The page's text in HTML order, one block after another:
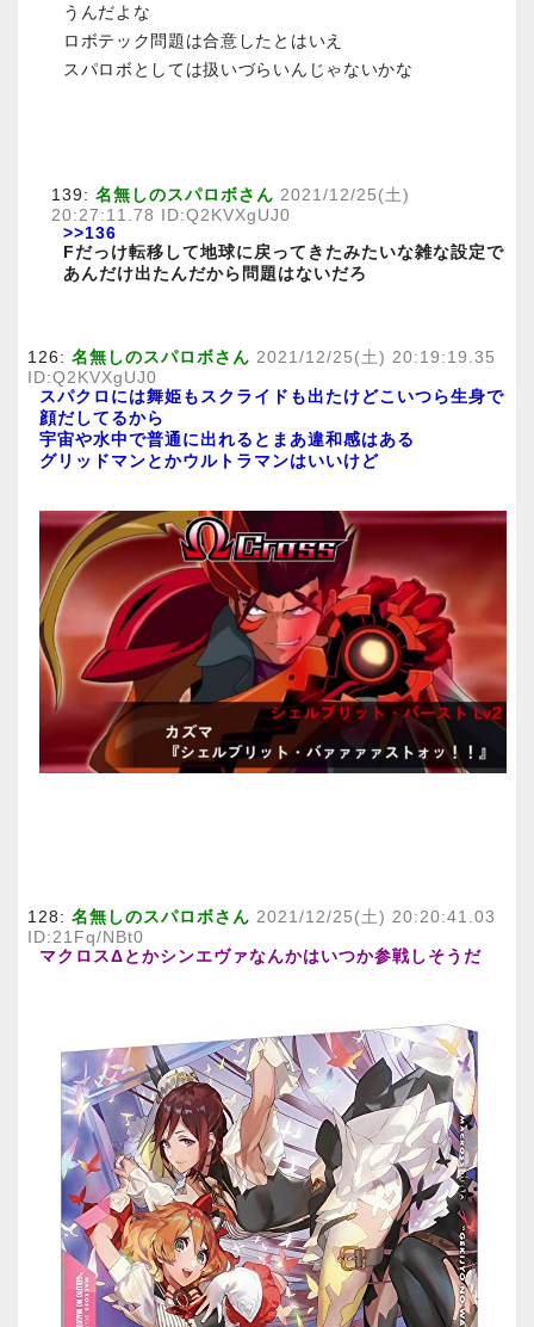
うんだよな
ロボテック問題は合意したとはいえ
スパロボとしては扱いづらいんじゃないかな
139: 名無しのスパロボさん 2021/12/25(土)
20:27:11.78 ID:Q2KVXgUJ0
>>136
Fだっけ転移して地球に戻ってきたみたいな雑な設定で
あんだけ出たんだから問題はないだろ
126: 名無しのスパロボさん 2021/12/25(土) 20:19:19.35
ID:Q2KVXgUJ0
スパクロには舞姫もスクライドも出たけどこいつら生身で
顔だしてるから
宇宙や水中で普通に出れるとまあ違和感はある
グリッドマンとかウルトラマンはいいけど
128: 名無しのスパロボさん 2021/12/25(土) 20:20:41.03
ID:21Fq/NBt0
マクロスΔとかシンエヴァなんかはいつか参戦しそうだ